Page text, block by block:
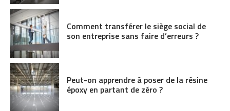
Comment transférer le siège social de
son entreprise sans faire d’erreurs ?
Peut-on apprendre à poser de la résine
époxy en partant de zéro ?